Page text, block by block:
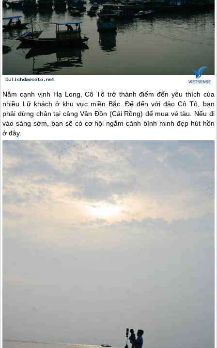
Nằm cạnh vịnh Hạ Long,Cô Tô trở thành điểm đến yêu thích của
nhiều Lữ khách ở khu vực miền Bắc. Để đến vớiđảo Cô Tô , bạn
phải dừng chân tại cảng Vân Đồn (Cái Rồng) để mua vé tàu. Nếu đi
vào sáng sớm, bạn sẽ có cơ hội ngắm cảnh bình minh đẹp hút hồn
ở đây.